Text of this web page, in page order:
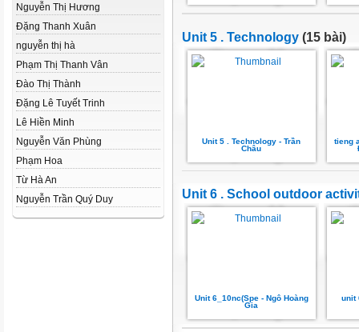
Nguyễn Thị Hương
Đặng Thanh Xuân
nguyễn thị hà
Phạm Thị Thanh Vân
Đào Thị Thành
Đặng Lê Tuyết Trinh
Lê Hiền Minh
Nguyễn Văn Phùng
Phạm Hoa
Từ Hà An
Nguyễn Trần Quý Duy
Unit 5 . Technology (15 bài)
Unit 5 . Technology - Trần
Châu
tieng
Unit 6 . School outdoor
Unit 6_10nc(Spe - Ngô Hoàng
Gia
unit